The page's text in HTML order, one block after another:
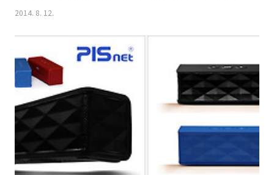
을까 봐 일어나자마자 나왔지. Without even washing your face? 세
don’t I? 응. 그래도 나 정말 예뻐 보이지? Right after : ~한 직후에
After가 접속사로 사용되면 뒤에 [주어+동사]의 절이 와서 ‘~한 후에’라
는 의미가 됩니다. 여기에 Right를 추가하..
2014. 8. 12.